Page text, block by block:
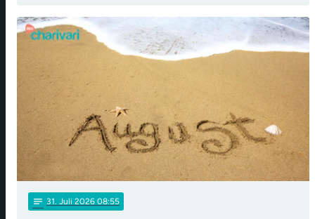
notes 31 . Juli 2026 08:55